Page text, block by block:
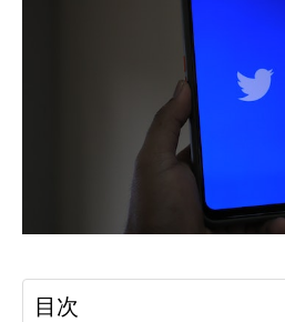
目次